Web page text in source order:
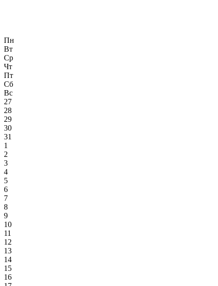
Пн
Вт
Ср
Чт
Пт
Сб
Вс
27
28
29
30
31
1
2
3
4
5
6
7
8
9
10
11
12
13
14
15
16